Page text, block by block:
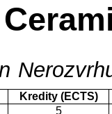
Kredity (ECTS)
5